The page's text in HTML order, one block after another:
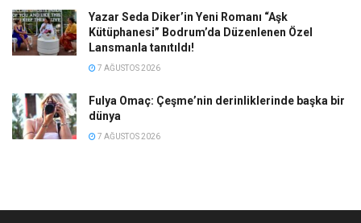
Yazar Seda Diker’in Yeni Romanı “Aşk
Kütüphanesi” Bodrum’da Düzenlenen Özel
Lansmanla tanıtıldı!
7 AĞUSTOS 2026
Fulya Omaç: Çeşme’nin derinliklerinde başka bir
dünya
7 AĞUSTOS 2026